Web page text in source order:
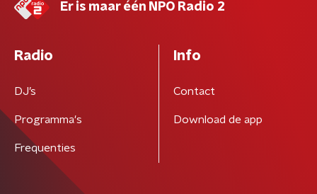
Er is maar één NPO Radio 2
Radio
DJ’s
Programma's
Frequenties
Info
Contact
Download de app